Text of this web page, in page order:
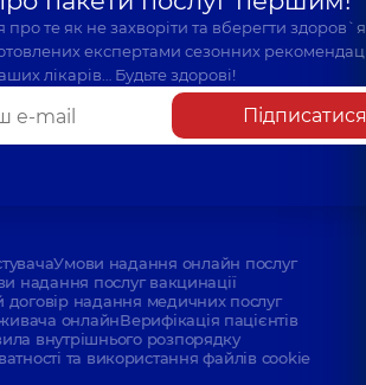
те як не захворіти та вберегти
експертами сезонних
лікарів… Будьте здорові!
Підписатися
Умови надання онлайн послуг
надання послуг вакцинації
договір надання медичних послуг
онлайнВерифікація пацієнтів
внутрішнього розпорядку
та використання файлів cookie